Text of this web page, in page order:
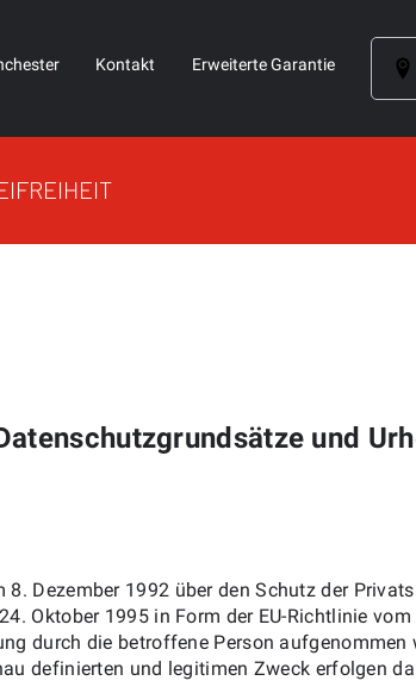
Kontakt Erweiterte Garantie
und
Dezember 1992 über den Schutz der
Oktober 1995 in Form der EU-Richtlinie
durch die betroffene Person
definierten und legitimen Zweck erfolgen